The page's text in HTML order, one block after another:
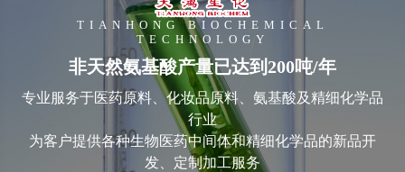
TIANHONG BIOCHEMICAL
TECHNOLOGY
非天然氨基酸产量已达到200吨/年
专业服务于医药原料、化妆品原料、氨基酸及精细化学品
行业
为客户提供各种生物医药中间体和精细化学品的新品开
发、定制加工服务